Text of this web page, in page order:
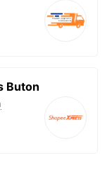
Buton